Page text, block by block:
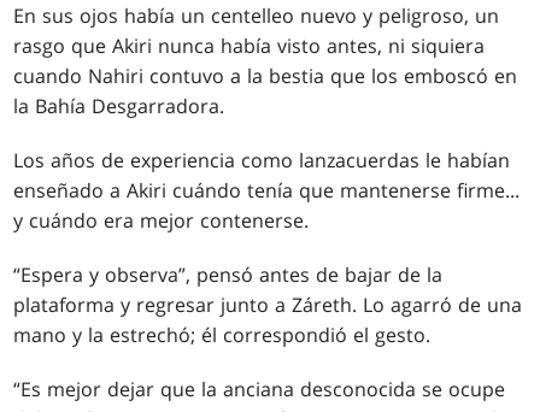
En sus ojos había un centelleo nuevo y peligroso, un
rasgo que Akiri nunca había visto antes, ni siquiera
cuando Nahiri contuvo a la bestia que los emboscó en
la Bahía Desgarradora.
Los años de experiencia como lanzacuerdas le habían
enseñado a Akiri cuándo tenía que mantenerse firme...
y cuándo era mejor contenerse.
“Espera y observa”, pensó antes de bajar de la
plataforma y regresar junto a Záreth. Lo agarró de una
mano y la estrechó; él correspondió el gesto.
“Es mejor dejar que la anciana desconocida se ocupe